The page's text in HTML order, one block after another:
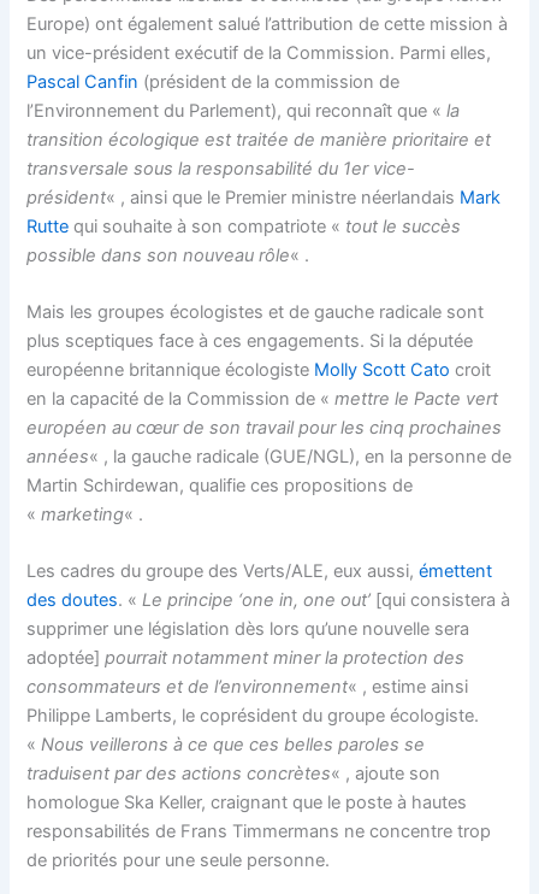
Europe) ont également salué l’attribution de cette mission à
un vice-président exécutif de la Commission. Parmi elles,
Pascal Canfin (président de la commission de
l’Environnement du Parlement), qui reconnaît que «la
transition écologique est traitée de manière prioritaire et
transversale sous la responsabilité du 1er vice-
président« , ainsi que le Premier ministre néerlandais Mark
Rutte qui souhaite à son compatriote « tout le succès
possible dans son nouveau rôle« .
Mais les groupes écologistes et de gauche radicale sont
plus sceptiques face à ces engagements. Si la députée
européenne britannique écologiste Molly Scott Cato croit
en la capacité de la Commission de «mettre le Pacte vert
européen au cœur de son travail pour les cinq prochaines
années« , la gauche radicale (GUE/NGL), en la personne de
Martin Schirdewan, qualifie ces propositions de
«marketing« .
Les cadres du groupe des Verts/ALE, eux aussi,émettent
des doutes. «Le principe ‘one in, one out’ [qui consistera à
supprimer une législation dès lors qu’une nouvelle sera
adoptée] pourrait notamment miner la protection des
consommateurs et de l’environnement« , estime ainsi
Philippe Lamberts, le coprésident du groupe écologiste.
«Nous veillerons à ce que ces belles paroles se
traduisent par des actions concrètes« , ajoute son
homologue Ska Keller, craignant que le poste à hautes
responsabilités de Frans Timmermans ne concentre trop
de priorités pour une seule personne.